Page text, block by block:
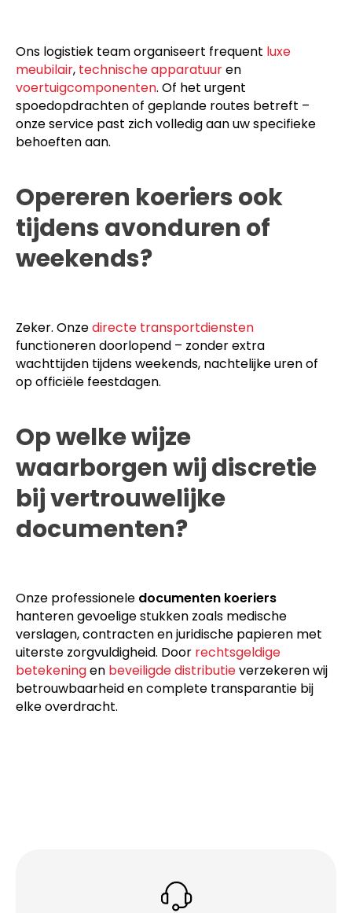
Ons logistiek team organiseert frequent luxe
meubilair, technische apparatuuren
voertuigcomponenten. Of het urgent
spoedopdrachten of geplande routes betreft –
onze service past zich volledig aan uw specifieke
behoeften aan.
Opereren koeriers ook
tijdens avonduren of
weekends?
Zeker. Onzedirecte transportdiensten
functioneren doorlopend – zonder extra
wachttijden tijdens weekends, nachtelijke uren of
op officiële feestdagen.
Op welke wijze
waarborgen wij discretie
bij vertrouwelijke
documenten?
Onze professionele documenten koeriers
hanteren gevoelige stukken zoals medische
verslagen, contracten en juridische papieren met
uiterste zorgvuldigheid. Door rechtsgeldige
betekeningen beveiligde distributieverzekeren wij
betrouwbaarheid en complete transparantie bij
elke overdracht.